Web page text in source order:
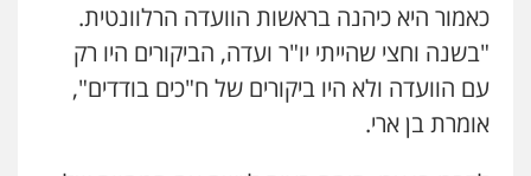
כאמור היא כיהנה בראשות הוועדה הרלוונטית.
"בשנה וחצי שהייתי יו"ר ועדה, הביקורים היו רק
עם הוועדה ולא היו ביקורים של ח"כים בודדים",
אומרת בן ארי.